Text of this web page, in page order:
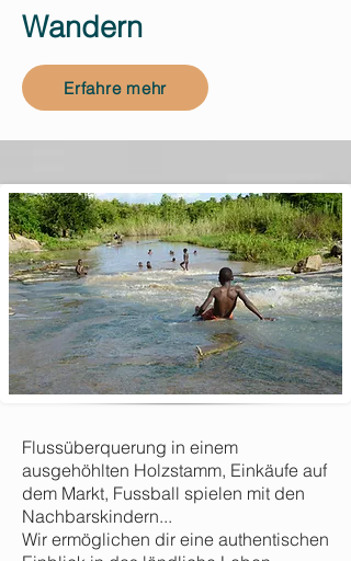
Wandern
Erfahre mehr
Flussüberquerung in einem
ausgehöhlten Holzstamm, Einkäufe auf
dem Markt, Fussball spielen mit den
Nachbarskindern...
Wir ermöglichen dir eine authentischen